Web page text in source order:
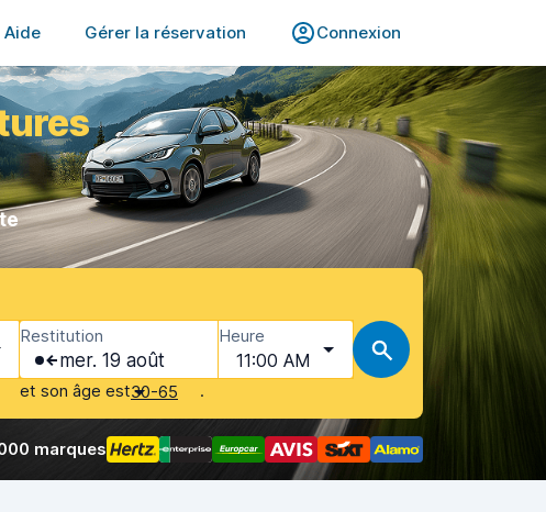
Aide Gérer la réservation Connexion
Restitution
mer. 19 août
Heure
11:00 AM
et son âge est30-65 .
marques